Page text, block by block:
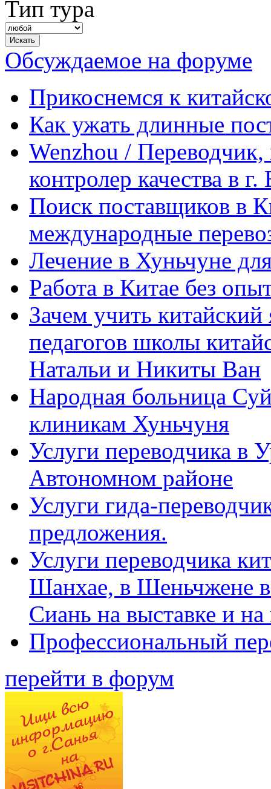
Тип тура
Обсуждаемое на форуме
Прикоснемся к
Как ужать длинные
Wenzhou / Переводчик,
контролер качества в
Поиск поставщиков в
международные
Лечение в Хуньчуне
Работа в Китае без
Зачем учить
педагогов школы
Натальи и Никиты Ван
Народная больница
клиникам Хуньчуня
Услуги переводчика в
Автономном районе
Услуги гида-
предложения.
Услуги переводчика
Шанхае, в Шеньчжене
Сиань на выставке и
Профессиональный
перейти в форум